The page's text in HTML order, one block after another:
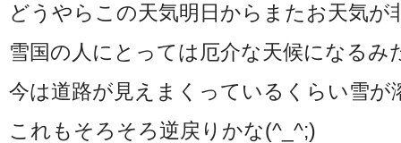
どうやらこの天気明日からまたお天気
雪国の人にとっては厄介な天候になるみ
今は道路が見えまくっているくらい雪が
これもそろそろ逆戻りかな(^_^;)